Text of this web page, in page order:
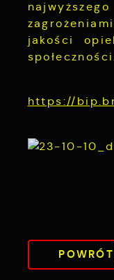
jakości
https://
POWRÓT